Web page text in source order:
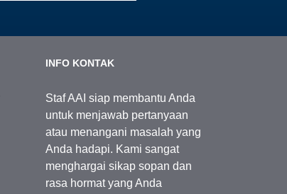
INFO KONTAK
Staf AAI siap membantu Anda
untuk menjawab pertanyaan
atau menangani masalah yang
Anda hadapi. Kami sangat
menghargai sikap sopan dan
rasa hormat yang Anda